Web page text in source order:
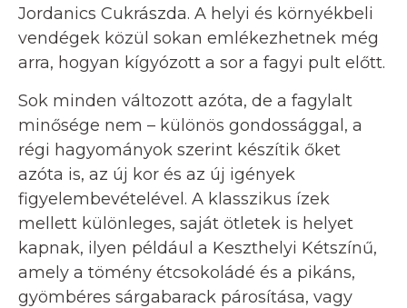
Jordanics Cukrászda. A helyi és környékbeli
vendégek közül sokan emlékezhetnek még
arra, hogyan kígyózott a sor a fagyi pult előtt.
Sok minden változott azóta, de a fagylalt
minősége nem – különös gondossággal, a
régi hagyományok szerint készítik őket
azóta is, az új kor és az új igények
figyelembevételével. A klasszikus ízek
mellett különleges, saját ötletek is helyet
kapnak, ilyen például a Keszthelyi Kétszínű,
amely a tömény étcsokoládé és a pikáns,
gyömbéres sárgabarack párosítása, vagy